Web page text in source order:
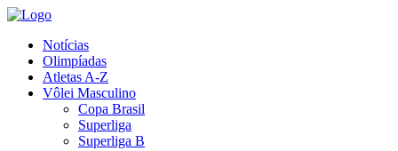
Notícias
Olimpíadas
Atletas A-Z
Vôlei Masculino
Copa Brasil
Superliga
Superliga B